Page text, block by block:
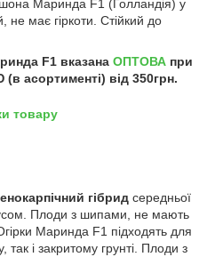
Маринда F1 (Голландія) у
не має гіркоти. Стійкий до
F1 вказана ОПТОВА при
асортименті) від 350грн.
товару
гібрид середньої
Плоди з шипами, не мають
Маринда F1 підходять для
і закритому грунті. Плоди з